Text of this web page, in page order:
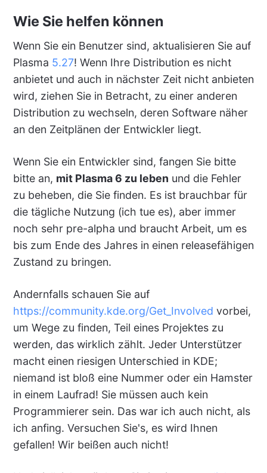
Wie Sie helfen können
Wenn Sie ein Benutzer sind, aktualisieren Sie auf
Plasma 5.27! Wenn Ihre Distribution es nicht
anbietet und auch in nächster Zeit nicht anbieten
wird, ziehen Sie in Betracht, zu einer anderen
Distribution zu wechseln, deren Software näher
an den Zeitplänen der Entwickler liegt.
Wenn Sie ein Entwickler sind, fangen Sie bitte
bitte an, mit Plasma 6 zu leben und die Fehler
zu beheben, die Sie finden. Es ist brauchbar für
die tägliche Nutzung (ich tue es), aber immer
noch sehr pre-alpha und braucht Arbeit, um es
bis zum Ende des Jahres in einen releasefähigen
Zustand zu bringen.
Andernfalls schauen Sie auf
https://community.kde.org/Get_Involved vorbei,
um Wege zu finden, Teil eines Projektes zu
werden, das wirklich zählt. Jeder Unterstützer
macht einen riesigen Unterschied in KDE;
niemand ist bloß eine Nummer oder ein Hamster
in einem Laufrad! Sie müssen auch kein
Programmierer sein. Das war ich auch nicht, als
ich anfing. Versuchen Sie's, es wird Ihnen
gefallen! Wir beißen auch nicht!